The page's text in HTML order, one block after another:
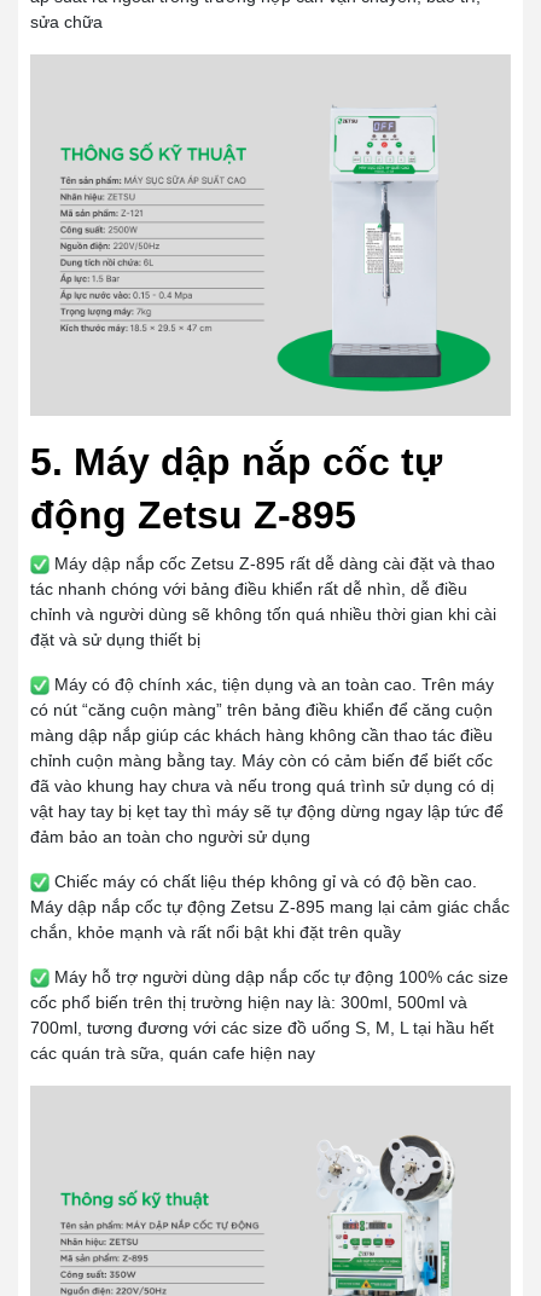
sửa chữa
5. Máy dập nắp cốc tự
động Zetsu Z-895
Máy dập nắp cốc Zetsu Z-895 rất dễ dàng cài đặt và thao
tác nhanh chóng với bảng điều khiển rất dễ nhìn, dễ điều
chỉnh và người dùng sẽ không tốn quá nhiều thời gian khi cài
đặt và sử dụng thiết bị
Máy có độ chính xác, tiện dụng và an toàn cao. Trên máy
có nút “căng cuộn màng” trên bảng điều khiển để căng cuộn
màng dập nắp giúp các khách hàng không cần thao tác điều
chỉnh cuộn màng bằng tay. Máy còn có cảm biến để biết cốc
đã vào khung hay chưa và nếu trong quá trình sử dụng có dị
vật hay tay bị kẹt tay thì máy sẽ tự động dừng ngay lập tức để
đảm bảo an toàn cho người sử dụng
Chiếc máy có chất liệu thép không gỉ và có độ bền cao.
Máy dập nắp cốc tự động Zetsu Z-895 mang lại cảm giác chắc
chắn, khỏe mạnh và rất nổi bật khi đặt trên quầy
Máy hỗ trợ người dùng dập nắp cốc tự động 100% các size
cốc phổ biến trên thị trường hiện nay là: 300ml, 500ml và
700ml, tương đương với các size đồ uống S, M, L tại hầu hết
các quán trà sữa, quán cafe hiện nay